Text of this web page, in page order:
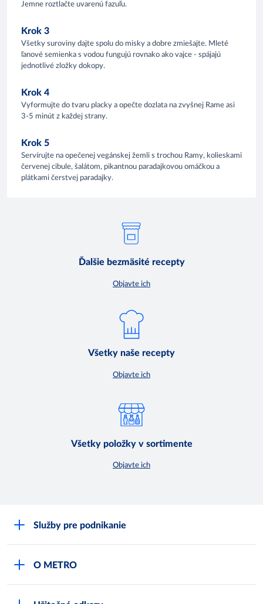
Jemne roztlačte uvarenú fazuľu.
Krok 3
Všetky suroviny dajte spolu do misky a dobre zmiešajte. Mleté
ľanové semienka s vodou fungujú rovnako ako vajce - spájajú
jednotlivé zložky dokopy.
Krok 4
Vyformujte do tvaru placky a opečte dozlata na zvyšnej Rame asi
3-5 minút z každej strany.
Krok 5
Servírujte na opečenej vegánskej žemli s trochou Ramy, kolieskami
červenej cibule, šalátom, pikantnou paradajkovou omáčkou a
plátkami čerstvej paradajky.
Ďalšie bezmäsité recepty
Objavte ich
Všetky naše recepty
Objavte ich
Všetky položky v sortimente
Objavte ich
Služby pre podnikanie
O METRO